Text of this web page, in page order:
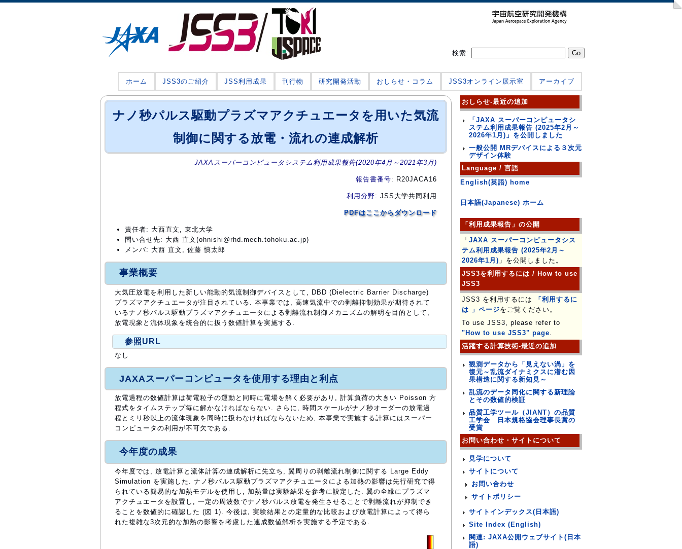
検索:
ホーム JSS3のご紹介 JSS利用成果 刊行物 研究開発活動 おしらせ・コラム JSS3オンライン展示室 アーカイブ
ナノ秒パルス駆動プラズマアクチュエータを用いた気流
制御に関する放電・流れの連成解析
JAXAスーパーコンピュータシステム利用成果報告(2020年4月～2021年3月)
報告書番号: R20JACA16
利用分野: JSS大学共同利用
PDFはここからダウンロード
責任者: 大西直文, 東北大学
問い合せ先: 大西 直文(ohnishi@rhd.mech.tohoku.ac.jp)
メンバ: 大西 直文, 佐藤 慎太郎
事業概要
大気圧放電を利用した新しい能動的気流制御デバイスとして, DBD (Dielectric Barrier Discharge)
プラズマアクチュエータが注目されている. 本事業では, 高速気流中での剥離抑制効果が期待されて
いるナノ秒パルス駆動プラズマアクチュエータによる剥離流れ制御メカニズムの解明を目的として,
放電現象と流体現象を統合的に扱う数値計算を実施する.
参照URL
なし
JAXAスーパーコンピュータを使用する理由と利点
放電過程の数値計算は荷電粒子の運動と同時に電場を解く必要があり, 計算負荷の大きい Poisson 方
程式をタイムステップ毎に解かなければならない. さらに, 時間スケールがナノ秒オーダーの放電過
程とミリ秒以上の流体現象を同時に扱わなければならないため, 本事業で実施する計算にはスーパー
コンピュータの利用が不可欠である.
今年度の成果
今年度では, 放電計算と流体計算の連成解析に先立ち, 翼周りの剥離流れ制御に関する Large Eddy
Simulation を実施した. ナノ秒パルス駆動プラズマアクチュエータによる加熱の影響は先行研究で得
られている簡易的な加熱モデルを使用し, 加熱量は実験結果を参考に設定した. 翼の全縁にプラズマ
アクチュエータを設置し, 一定の周波数でナノ秒パルス放電を発生させることで剥離流れが抑制でき
ることを数値的に確認した (図 1). 今後は, 実験結果との定量的な比較および放電計算によって得ら
れた複雑な3次元的な加熱の影響を考慮した連成数値解析を実施する予定である.
おしらせ-最近の追加
「JAXA スーパーコンピュータシ
ステム利用成果報告 (2025年2月～
2026年1月)」を公開しました
一般公開 MRデバイスによる３次元
デザイン体験
Language / 言語
English(英語) home
日本語(Japanese) ホーム
「利用成果報告」の公開
「 JAXA スーパーコンピュータシス
テム利用成果報告 (2025年2月～
2026年1月) 」を公開しました。
JSS3を利用するには / How to use
JSS3
JSS3 を利用するには
「利用するに
は 」ページをご覧ください。
To use JSS3, please refer to
"How to use JSS3" page.
活躍する計算技術-最近の追加
観測データから「見えない渦」を
復元～乱流ダイナミクスに潜む因
果構造に関する新知見～
乱流のデータ同化に関する新理論
とその数値的検証
品質工学ツール（JIANT）の品質
工学会 日本規格協会理事長賞の
受賞
お問い合わせ・サイトについて
見学について
サイトについて
お問い合わせ
サイトポリシー
サイトインデックス(日本語)
Site Index (English)
関連: JAXA公開ウェブサイト(日本
語)